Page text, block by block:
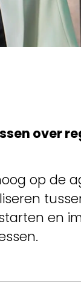
over
op de
en